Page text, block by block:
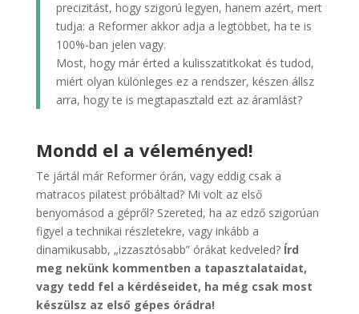
precizitást, hogy szigorú legyen, hanem azért, mert
tudja: a Reformer akkor adja a legtöbbet, ha te is
100%-ban jelen vagy.
Most, hogy már érted a kulisszatitkokat és tudod,
miért olyan különleges ez a rendszer, készen állsz
arra, hogy te is megtapasztald ezt az áramlást?
Mondd el a véleményed!
Te jártál már Reformer órán, vagy eddig csak a
matracos pilatest próbáltad? Mi volt az első
benyomásod a gépről? Szereted, ha az edző szigorúan
figyel a technikai részletekre, vagy inkább a
dinamikusabb, „izzasztósabb” órákat kedveled? Írd
meg nekünk kommentben a tapasztalataidat,
vagy tedd fel a kérdéseidet, ha még csak most
készülsz az első gépes órádra!